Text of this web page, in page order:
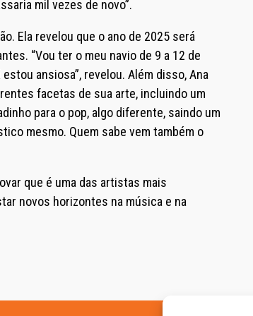
mil vezes de novo”.
Ela revelou que o ano de 2025 será
“Vou ter o meu navio de 9 a 12 de
ansiosa”, revelou. Além disso, Ana
facetas de sua arte, incluindo um
para o pop, algo diferente, saindo um
mesmo. Quem sabe vem também o
que é uma das artistas mais
novos horizontes na música e na